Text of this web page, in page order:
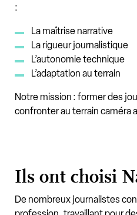
:
La maîtrise narrative
La rigueur journalistique
L’autonomie technique
L’adaptation au terrain
Notre mission : former des
confronter au terrain caméra
Ils ont choisi
De nombreux journalistes